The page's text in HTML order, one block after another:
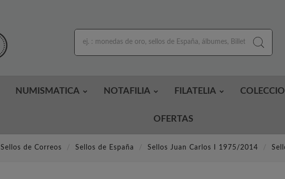
NUMISMATICA NOTAFILIA FILATELIA
OFERTAS
Sellos de Correos Sellos de España Sellos Juan Carlos I 1975/2014